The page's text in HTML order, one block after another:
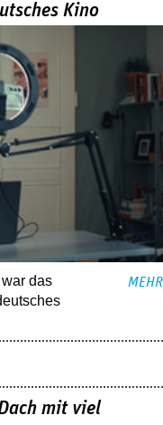
Kino
das
MEHR
mit viel